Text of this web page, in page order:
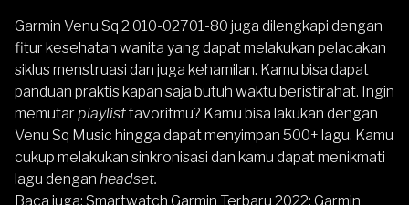
Garmin Venu Sq 2 010-02701-80 juga dilengkapi dengan
fitur kesehatan wanita yang dapat melakukan pelacakan
siklus menstruasi dan juga kehamilan. Kamu bisa dapat
panduan praktis kapan saja butuh waktu beristirahat. Ingin
memutar playlistfavoritmu? Kamu bisa lakukan dengan
Venu Sq Music hingga dapat menyimpan 500+ lagu. Kamu
cukup melakukan sinkronisasi dan kamu dapat menikmati
lagu dengan headset.
Baca juga: Smartwatch Garmin Terbaru 2022: Garmin